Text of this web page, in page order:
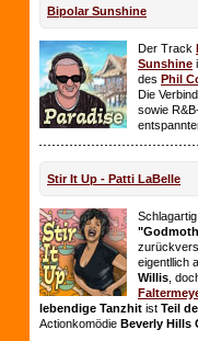
Bipolar Sunshine
Der Track
Sunshine
des Phil
Die
sowie
Stir It Up - Patti LaBelle
eigentllich
Willis ,
lebendige Tanzhit ist Teil
Actionkomödie Beverly Hills